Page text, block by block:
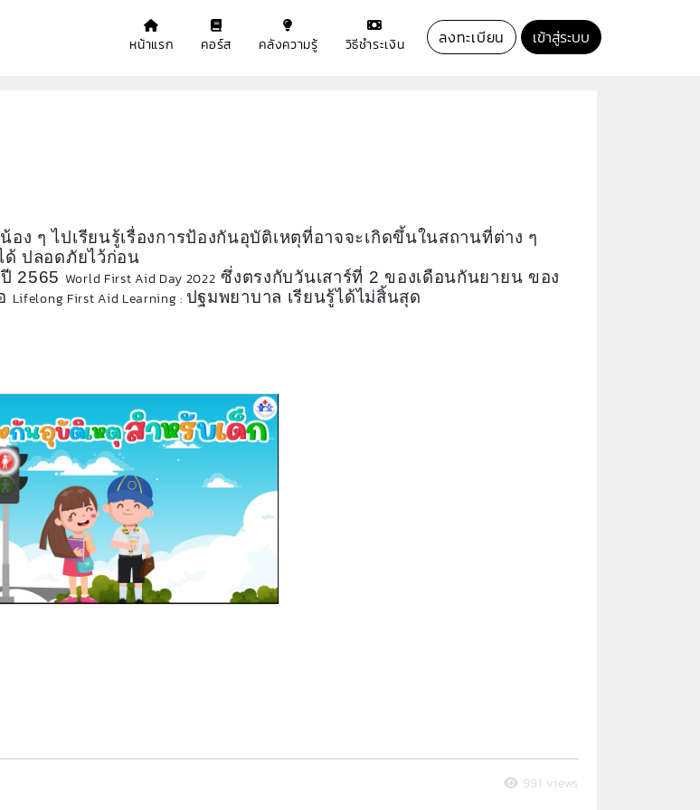
หน้าแรก คอร์ส คลังความรู้ วิธีชำระเงิน ลงทะเบียน เข้าสู่ระบบ
ง ๆ ไปเรียนรู้เรื่องการป้องกันอุบัติเหตุที่อาจจะเกิดขึ้นในสถานที่ต่าง ๆ
ด้ ปลอดภัยไว้ก่อน
2565 World First Aid Day 2022 ซึ่งตรงกับวันเสาร์ที่ 2 ของเดือนกันยายน ของ
Lifelong First Aid Learning : ปฐมพยาบาล เรียนรู้ได้ไม่สิ้นสุด
991 views